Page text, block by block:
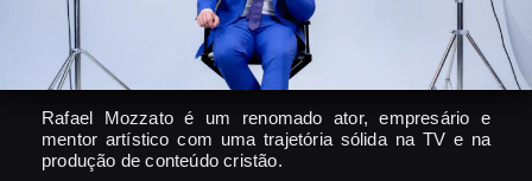
Rafael Mozzato é um renomado ator, empresário e
mentor artístico com uma trajetória sólida na TV e na
produção de conteúdo cristão.